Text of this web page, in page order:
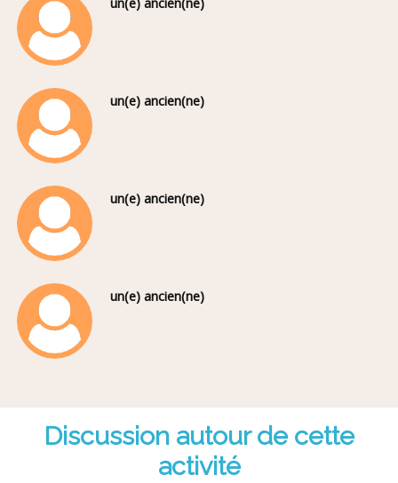
un(e) ancien(ne)
un(e) ancien(ne)
un(e) ancien(ne)
un(e) ancien(ne)
Discussion autour de cette
activité